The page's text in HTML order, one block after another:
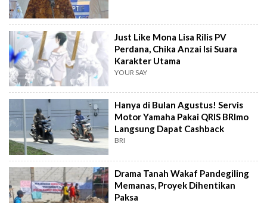
Just Like Mona Lisa Rilis PV
Perdana, Chika Anzai Isi Suara
Karakter Utama
YOUR SAY
Hanya di Bulan Agustus! Servis
Motor Yamaha Pakai QRIS BRImo
Langsung Dapat Cashback
BRI
Drama Tanah Wakaf Pandegiling
Memanas, Proyek Dihentikan
Paksa